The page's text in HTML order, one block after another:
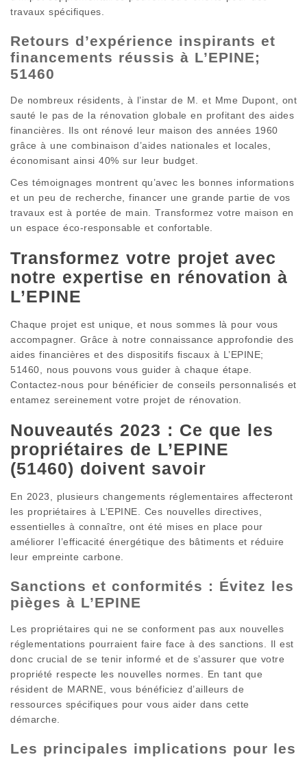
travaux spécifiques.
Retours d’expérience inspirants et
financements réussis à L’EPINE;
51460
De nombreux résidents, à l’instar de M. et Mme Dupont, ont
sauté le pas de la rénovation globale en profitant des aides
financières. Ils ont rénové leur maison des années 1960
grâce à une combinaison d’aides nationales et locales,
économisant ainsi 40% sur leur budget.
Ces témoignages montrent qu’avec les bonnes informations
et un peu de recherche, financer une grande partie de vos
travaux est à portée de main. Transformez votre maison en
un espace éco-responsable et confortable.
Transformez votre projet avec
notre expertise en rénovation à
L’EPINE
Chaque projet est unique, et nous sommes là pour vous
accompagner. Grâce à notre connaissance approfondie des
aides financières et des dispositifs fiscaux à L’EPINE;
51460, nous pouvons vous guider à chaque étape.
Contactez-nous pour bénéficier de conseils personnalisés et
entamez sereinement votre projet de rénovation.
Nouveautés 2023 : Ce que les
propriétaires de L’EPINE
(51460) doivent savoir
En 2023, plusieurs changements réglementaires affecteront
les propriétaires à L’EPINE. Ces nouvelles directives,
essentielles à connaître, ont été mises en place pour
améliorer l’efficacité énergétique des bâtiments et réduire
leur empreinte carbone.
Sanctions et conformités : Évitez les
pièges à L’EPINE
Les propriétaires qui ne se conforment pas aux nouvelles
réglementations pourraient faire face à des sanctions. Il est
donc crucial de se tenir informé et de s’assurer que votre
propriété respecte les nouvelles normes. En tant que
résident de MARNE, vous bénéficiez d’ailleurs de
ressources spécifiques pour vous aider dans cette
démarche.
Les principales implications pour les